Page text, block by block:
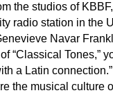
the studios of
radio station in the
Navar
“Classical Tones,”
a Latin
the musical culture